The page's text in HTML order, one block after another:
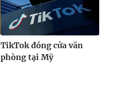
TikTok đóng cửa văn
phòng tại Mỹ